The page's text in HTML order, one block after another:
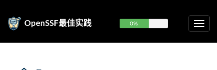
OpenSSF最佳实践 0%